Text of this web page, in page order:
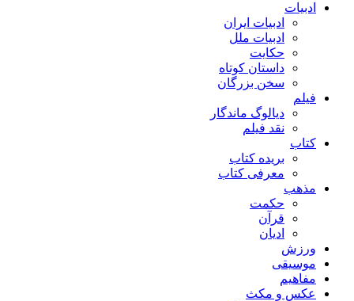
ادبیات
ادبیات ایران
ادبیات ملل
حکایت
داستان کوتاه
سخن بزرگان
فیلم
دیالوگ ماندگار
نقد فیلم
کتاب
بریده کتاب
معرفی کتاب
مذهب
حکمت
قرآن
ادیان
ورزش
موسیقی
مفاهیم
عکس و مکث